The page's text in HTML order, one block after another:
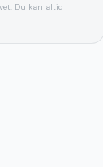
Du kan altid